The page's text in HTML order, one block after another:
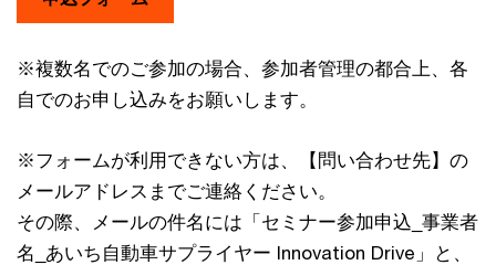
※複数名でのご参加の場合、参加者管理の都合上、各
自でのお申し込みをお願いします。
※フォームが利用できない方は、【問い合わせ先】の
メールアドレスまでご連絡ください。
その際、メールの件名には「セミナー参加申込_事業者
名_あいち自動車サプライヤー Innovation Drive」と、